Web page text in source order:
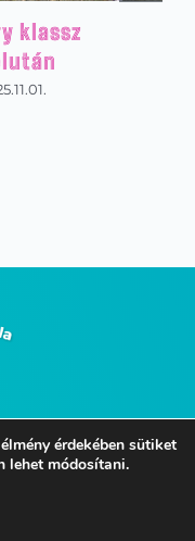
klassz
Iskola
Iskolája
érdekében sütiket
lehet módosítani.